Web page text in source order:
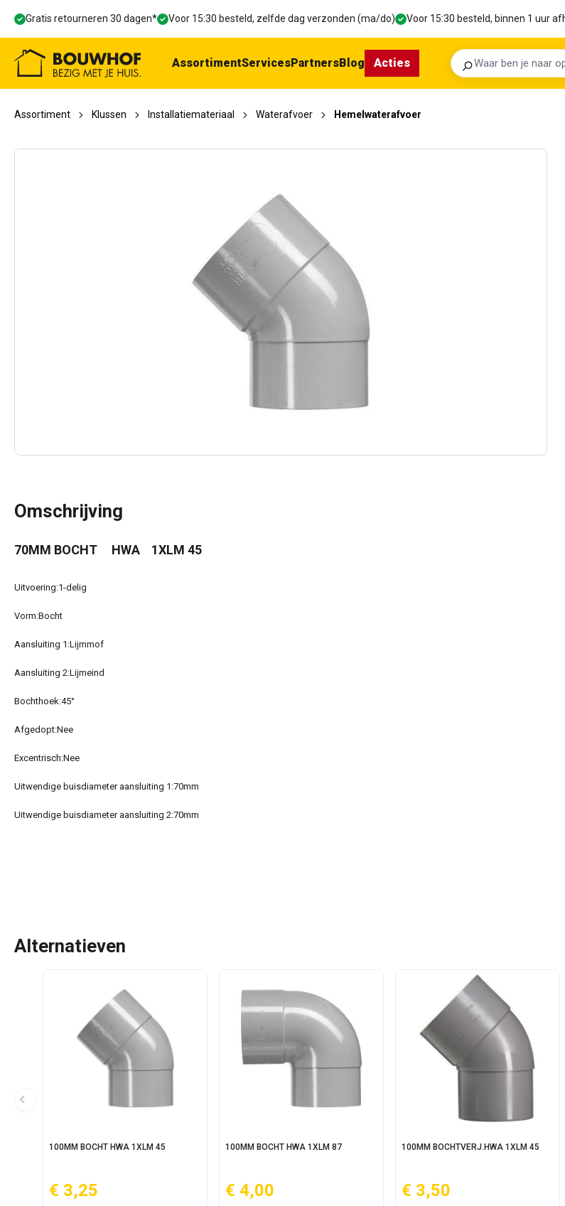
Ga naar de hoofdnavigatie
Gratis retourneren 30 dagen* Voor 15:30 besteld, zelfde dag verzonden (ma/do) Voor 15:30 besteld, binnen 1 uur
Zoeken
AssortimentServicesPartnersBlog Acties
Assortiment Klussen Installatiemateriaal Waterafvoer Hemelwaterafvoer
Omschrijving
70MM BOCHT HWA 1XLM 45
Uitvoering:1-delig
Vorm:Bocht
Aansluiting 1:Lijmmof
Aansluiting 2:Lijmeind
Bochthoek:45°
Afgedopt:Nee
Excentrisch:Nee
Uitwendige buisdiameter aansluiting 1:70mm
Uitwendige buisdiameter aansluiting 2:70mm
Alternatieven
100MM BOCHT HWA 1XLM 45
€ 3,25
100MM BOCHT HWA 1XLM 87
€ 4,00
100MM BOCHTVERJ.HWA 1XLM 45
€ 3,50